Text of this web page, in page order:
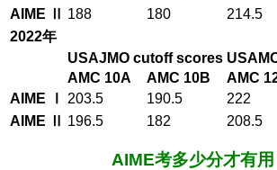
AIME Ⅱ
188 180 214.5
2022年
USAJMO cutoff scores
AMC 10A
AMC 10B AMC
AIME Ⅰ
203.5 190.5 222
AIME Ⅱ
196.5 182 208.5
AIME考多少分才有用